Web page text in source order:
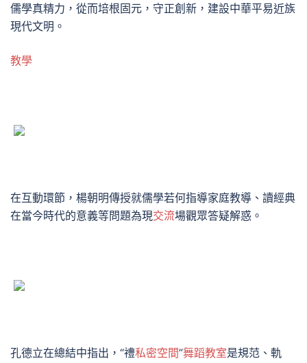
儒學真精力，從而培根固元，守正創新，建設中華平易近族
現代文明。
教學
在互動環節，楊朝明傳授就儒學若何指導家庭教導、讀經典
在當今時代的意義等問題為現交流場觀眾答疑解惑。
孔德立在總結中指出，“禮私密空間”舞蹈教室是規范、軌